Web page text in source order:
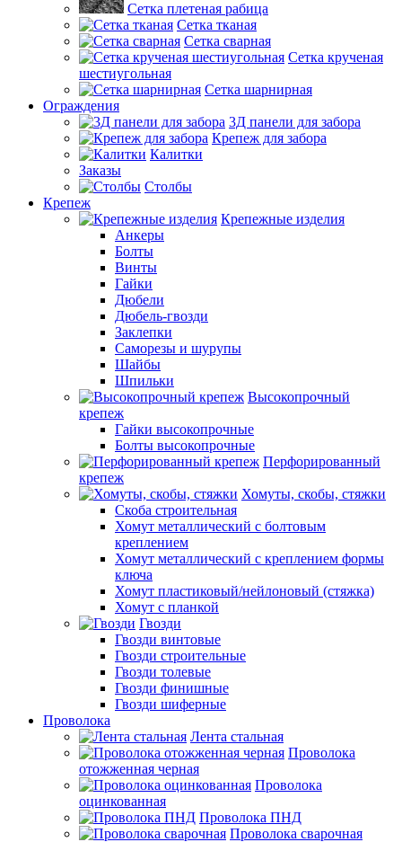
Сетка плетеная рабица
Сетка тканая
Сетка сварная
Сетка крученая
шестиугольная
Сетка шарнирная
Ограждения
3Д панели для забора
Крепеж для забора
Калитки
Заказы
Столбы
Крепеж
Крепежные изделия
Анкеры
Болты
Винты
Гайки
Дюбели
Дюбель-гвозди
Заклепки
Саморезы и шурупы
Шайбы
Шпильки
Высокопрочный
крепеж
Гайки высокопрочные
Болты высокопрочные
Перфорированный
крепеж
Хомуты, скобы, стяжки
Скоба строительная
Хомут металлический с болтовым
креплением
Хомут металлический с креплением формы
ключа
Хомут пластиковый/нейлоновый (стяжка)
Хомут с планкой
Гвозди
Гвозди винтовые
Гвозди строительные
Гвозди толевые
Гвозди финишные
Гвозди шиферные
Проволока
Лента стальная
Проволока
отожженная черная
Проволока
оцинкованная
Проволока ПНД
Проволока сварочная